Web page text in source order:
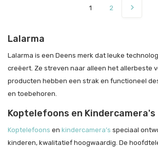
1 2
Lalarma
Lalarma is een Deens merk dat leuke
creëert. Ze streven naar alleen het allerbeste
producten hebben een strak en functioneel
en toebehoren.
Koptelefoons en Kindercamera's
Koptelefoons en kindercamera’s speciaal
kinderen, kwalitatief hoogwaardig. De